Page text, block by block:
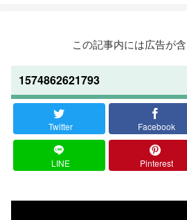
この記事内には広告が含
1574862621793
Twitter Facebook
LINE Pinterest